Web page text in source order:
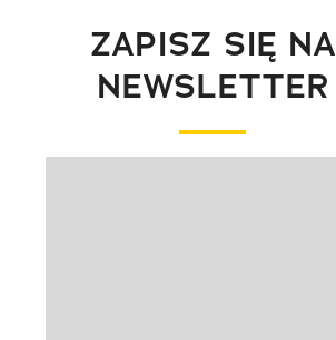
ZAPISZ SIĘ NA
NEWSLETTER